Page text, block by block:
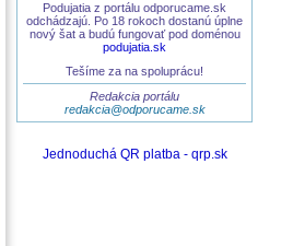
Podujatia z portálu odporucame.sk
odchádzajú. Po 18 rokoch dostanú úplne
nový šat a budú fungovať pod doménou
podujatia.sk
Tešíme za na spoluprácu!
Redakcia portálu
redakcia@odporucame.sk
Jednoduchá QR platba - qrp.sk